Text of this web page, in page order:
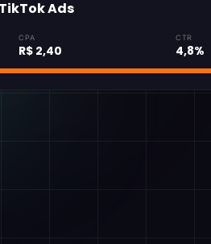
Ads
CPA
R$ 2,40
CTR
4,8%